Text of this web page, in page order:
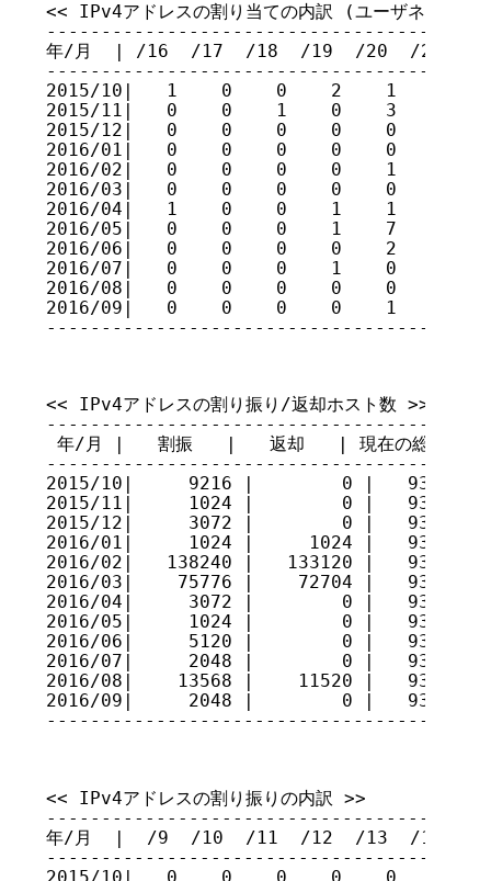
<< IPv4アドレスの割り当ての内訳 (ユーザネットワ
年/月  | /16  /17  /18  /19  /20  /21  /
2015/10|   1    0    0    2    1    2
2015/11|   0    0    1    0    3    1
2015/12|   0    0    0    0    0    0
2016/01|   0    0    0    0    0    1
2016/02|   0    0    0    0    1    0
2016/03|   0    0    0    0    0    1
2016/04|   1    0    0    1    1    1
2016/05|   0    0    0    1    7    5
2016/06|   0    0    0    0    2    3
2016/07|   0    0    0    1    0    1
2016/08|   0    0    0    0    0    0
2016/09|   0    0    0    0    1    0
<< IPv4アドレスの割り振り/返却ホスト数 >>
年/月 |   割振   |   返却   | 現在の総量
2015/10|     9216 |        0 |
2015/11|     1024 |        0 |
2015/12|     3072 |        0 |
2016/01|     1024 |     1024 |
2016/02|   138240 |   133120 |
2016/03|    75776 |    72704 |
2016/04|     3072 |        0 |
2016/05|     1024 |        0 |
2016/06|     5120 |        0 |
2016/07|     2048 |        0 |
2016/08|    13568 |    11520 |
2016/09|     2048 |        0 |
<< IPv4アドレスの割り振りの内訳 >>
年/月  |  /9  /10  /11  /12  /13  /14  /